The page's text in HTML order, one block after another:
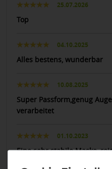
25.07.2026
Top
04.10.2025
Alles bestens, wunderbar
10.08.2025
Super Passform,genug
verarbeitet
01.10.2023
Eine sehr stabile Maske,